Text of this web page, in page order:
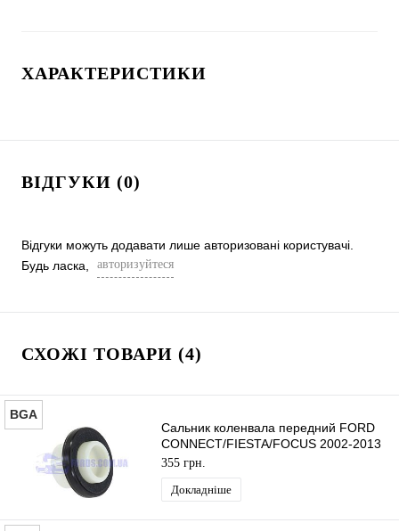
ХАРАКТЕРИСТИКИ
ВІДГУКИ (0)
Відгуки можуть додавати лише авторизовані користувачі.
Будь ласка,
авторизуйтеся
СХОЖІ ТОВАРИ (4)
BGA
Сальник коленвала передний FORD
CONNECT/FIESTA/FOCUS 2002-2013
(1.8 TDCI) BGA
355 грн.
Докладніше